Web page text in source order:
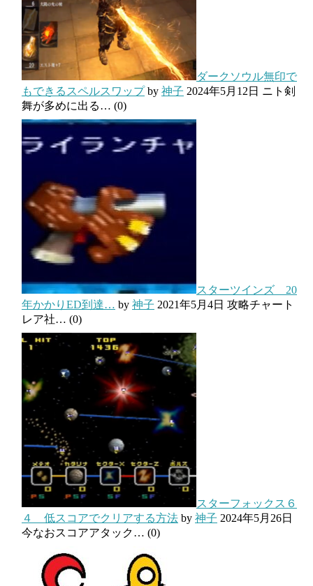
ダークソウル無印で
もできるスペルスワップby 神子 2024年5月12日 ニト剣
舞が多めに出る… (0)
スターツインズ 20
年かかりED到達… by 神子 2021年5月4日 攻略チャート
レア社… (0)
スターフォックス６
４ 低スコアでクリアする方法 by 神子 2024年5月26日
今なおスコアアタック… (0)